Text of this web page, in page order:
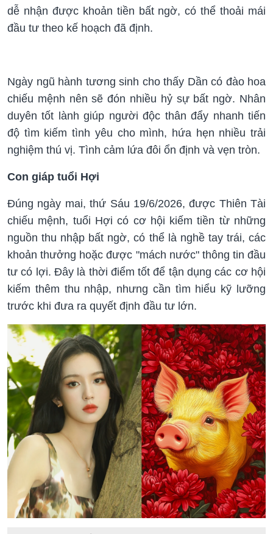
dễ nhận được khoản tiền bất ngờ, có thể thoải mái
đầu tư theo kế hoạch đã định.
Ngày ngũ hành tương sinh cho thấy Dần có đào hoa
chiếu mệnh nên sẽ đón nhiều hỷ sự bất ngờ. Nhân
duyên tốt lành giúp người độc thân đẩy nhanh tiến
độ tìm kiếm tình yêu cho mình, hứa hẹn nhiều trải
nghiệm thú vị. Tình cảm lứa đôi ổn định và vẹn tròn.
Con giáp tuổi Hợi
Đúng ngày mai, thứ Sáu 19/6/2026, được Thiên Tài
chiếu mệnh, tuổi Hợi có cơ hội kiếm tiền từ những
nguồn thu nhập bất ngờ, có thể là nghề tay trái, các
khoản thưởng hoặc được "mách nước" thông tin đầu
tư có lợi. Đây là thời điểm tốt để tận dụng các cơ hội
kiếm thêm thu nhập, nhưng cần tìm hiểu kỹ lưỡng
trước khi đưa ra quyết định đầu tư lớn.